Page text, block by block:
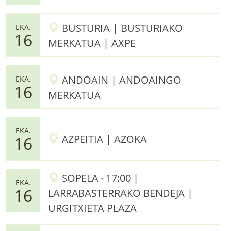
EKA.
16
BUSTURIA | BUSTURIAKO
MERKATUA | AXPE
EKA.
16
ANDOAIN | ANDOAINGO
MERKATUA
EKA.
16 AZPEITIA | AZOKA
EKA.
16
SOPELA · 17:00 |
LARRABASTERRAKO BENDEJA |
URGITXIETA PLAZA